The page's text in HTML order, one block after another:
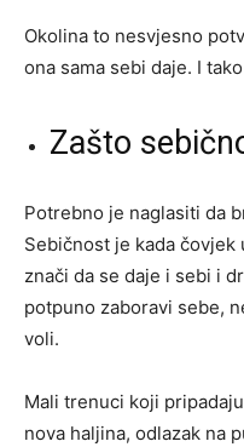
Okolina to nesvjesno
ona sama sebi daje. I
Zašto
Potrebno je naglasiti da
Sebičnost je kada čovjek
znači da se daje i sebi i
potpuno zaboravi sebe,
voli.
Mali trenuci koji
nova haljina, odlazak na